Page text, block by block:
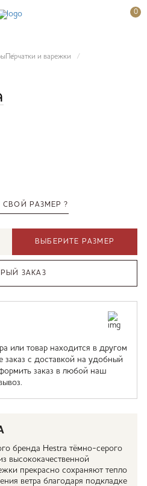
0
Перчатки и варежки
РАЗМЕР ?
ВЫБЕРИТЕ РАЗМЕР
ЗАКАЗ
или товар находится в другом
заказ с доставкой на удобный
заказ в любой наш
бренда Hestra тёмно-серого
высококачественной
прекрасно сохраняют тепло
ветра благодаря подкладке